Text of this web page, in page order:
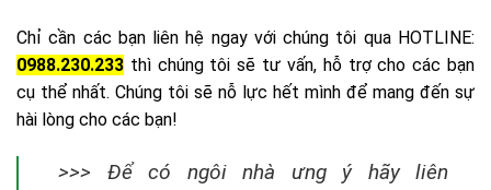
Chỉ cần các bạn liên hệ ngay với chúng tôi qua HOTLINE:
0988.230.233 thì chúng tôi sẽ tư vấn, hỗ trợ cho các bạn
cụ thể nhất. Chúng tôi sẽ nỗ lực hết mình để mang đến sự
hài lòng cho các bạn!
>>> Để có ngôi nhà ưng ý hãy liên